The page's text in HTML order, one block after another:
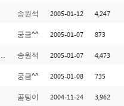
송원석 2005-01-12 4,247
궁금^^ 2005-01-07 873
송원석 2005-01-07 4,473
궁금^^ 2005-01-08 735
곰팅이 2004-11-24 3,962